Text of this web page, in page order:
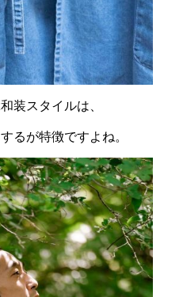
装スタイルは、
るが特徴ですよね。